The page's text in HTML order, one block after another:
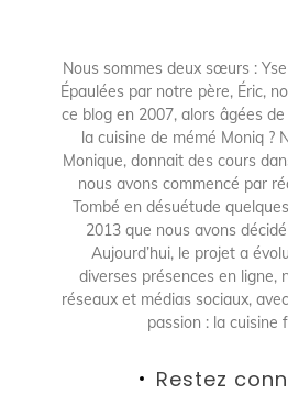
Nous sommes deux sœurs :
Épaulées par notre père, Éric,
ce blog en 2007, alors âgées
la cuisine de mémé Moniq ?
Monique, donnait des cours
nous avons commencé par
Tombé en désuétude
2013 que nous avons
Aujourd’hui, le projet a
diverses présences en ligne,
réseaux et médias sociaux,
passion : la cuisine
Restez